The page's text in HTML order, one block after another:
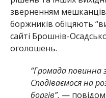
зверненням
боржників обіцяють
сайті Брошнів-
оголошень.
“Громада повинна
Сподіваємося на
боргів”, —